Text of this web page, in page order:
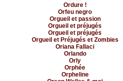
Ordure !
Orfeu negro
Orgueil et passion
Orgueil et préjugés
Orgueil et préjugés
Orgueil et Préjugés et Zombies
Oriana Fallaci
Orlando
Orly
Orphée
Orpheline